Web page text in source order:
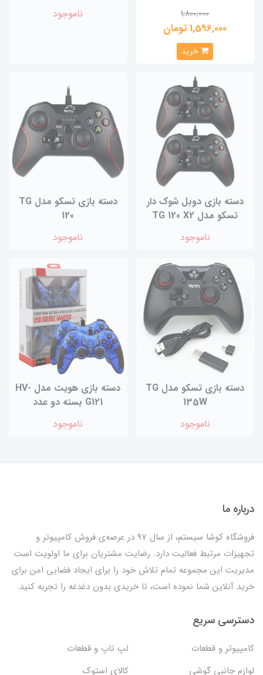
1,800,000
1,596,000 تومان
خرید
ناموجود
دسته بازی دوبل شوک دار
تسکو مدل TG 120 X2
ناموجود
دسته بازی تسکو مدل TG
120
ناموجود
دسته بازی تسکو مدل TG
135W
ناموجود
دسته بازی هویت مدل HV-
G121 بسته دو عدد
ناموجود
درباره ما
فروشگاه کوشا سیستم، از سال 97 در عرصه‌ی فروش کامپیوتر و
تجهیزات مرتبط فعالیت دارد. رضایت مشتریان برای ما اولویت است.
مدیریت این مجموعه تمام تلاش خود را برای ایجاد فضایی امن برای
خرید آنلاین شما نموده است، تا خریدی بدون دغدغه را تجربه کنید.
دسترسی سریع
کامپیوتر و قطعات
لپ تاپ و قطعات
لوازم جانبی گوشی
کالای استوک